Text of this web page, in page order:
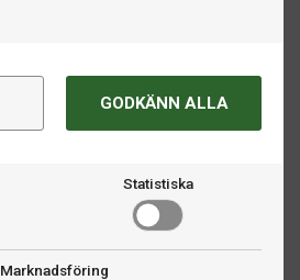
GODKÄNN ALLA
Statistiska
Marknadsföring